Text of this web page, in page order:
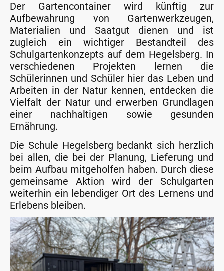
Der Gartencontainer wird künftig zur
Aufbewahrung von Gartenwerkzeugen,
Materialien und Saatgut dienen und ist
zugleich ein wichtiger Bestandteil des
Schulgartenkonzepts auf dem Hegelsberg. In
verschiedenen Projekten lernen die
Schülerinnen und Schüler hier das Leben und
Arbeiten in der Natur kennen, entdecken die
Vielfalt der Natur und erwerben Grundlagen
einer nachhaltigen sowie gesunden
Ernährung.
Die Schule Hegelsberg bedankt sich herzlich
bei allen, die bei der Planung, Lieferung und
beim Aufbau mitgeholfen haben. Durch diese
gemeinsame Aktion wird der Schulgarten
weiterhin ein lebendiger Ort des Lernens und
Erlebens bleiben.